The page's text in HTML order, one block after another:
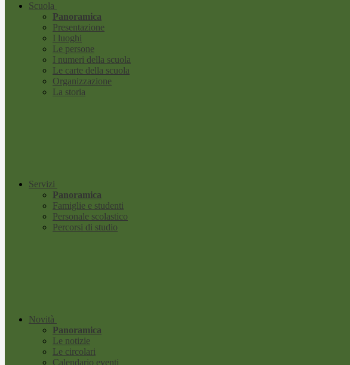
Scuola
Panoramica
Presentazione
I luoghi
Le persone
I numeri della scuola
Le carte della scuola
Organizzazione
La storia
Servizi
Panoramica
Famiglie e studenti
Personale scolastico
Percorsi di studio
Novità
Panoramica
Le notizie
Le circolari
Calendario eventi